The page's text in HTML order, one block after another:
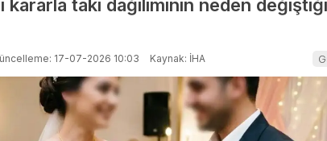
takı dağılımının neden
17-07-2026 10:03 Kaynak: İHA